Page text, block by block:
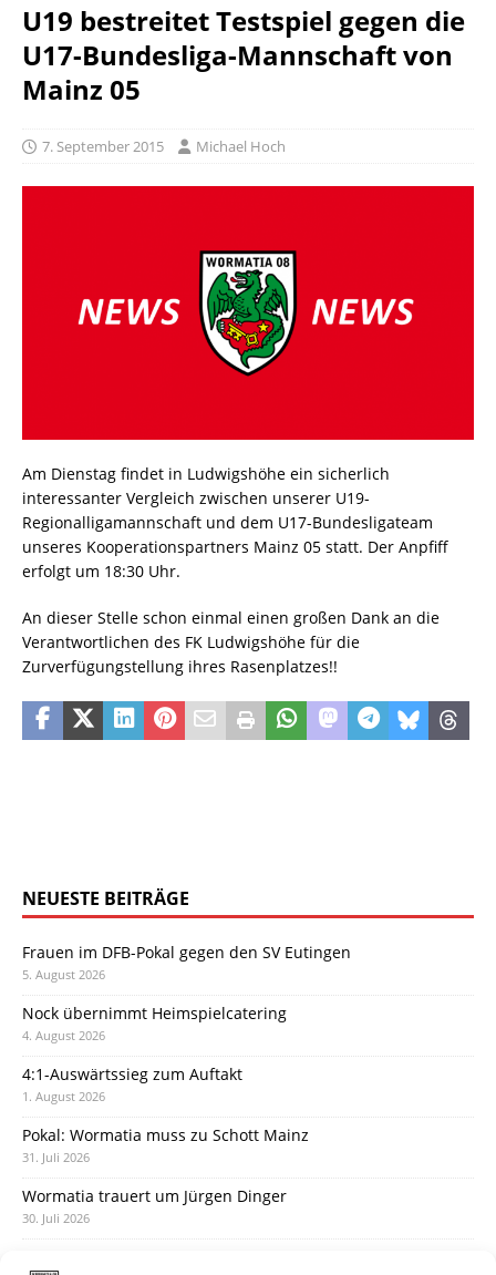
U19 bestreitet Testspiel gegen die
U17-Bundesliga-Mannschaft von
Mainz 05
7. September 2015 Michael Hoch
Am Dienstag findet in Ludwigshöhe ein sicherlich
interessanter Vergleich zwischen unserer U19-
Regionalligamannschaft und dem U17-Bundesligateam
unseres Kooperationspartners Mainz 05 statt. Der Anpfiff
erfolgt um 18:30 Uhr.
An dieser Stelle schon einmal einen großen Dank an die
Verantwortlichen des FK Ludwigshöhe für die
Zurverfügungstellung ihres Rasenplatzes!!
NEUESTE BEITRÄGE
Frauen im DFB-Pokal gegen den SV Eutingen
5. August 2026
Nock übernimmt Heimspielcatering
4. August 2026
4:1-Auswärtssieg zum Auftakt
1. August 2026
Pokal: Wormatia muss zu Schott Mainz
31. Juli 2026
Wormatia trauert um Jürgen Dinger
30. Juli 2026